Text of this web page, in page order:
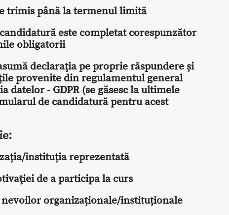
trimis până la termenul limită
este completat corespunzător
obligatorii
declaraţia pe proprie răspundere și
provenite din regulamentul general
datelor - GDPR (se găsesc la ultimele
de candidatură pentru acest
instituția reprezentată
de a participa la curs
organizaționale/instituționale